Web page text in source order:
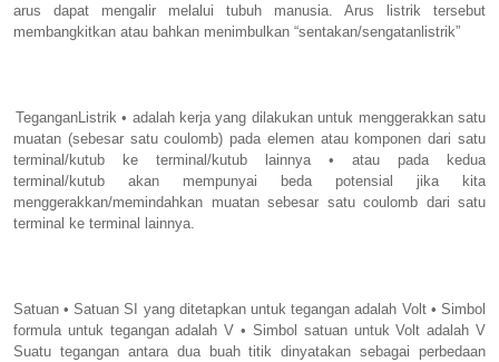
arus dapat mengalir melalui tubuh manusia. Arus listrik tersebut
membangkitkan atau bahkan menimbulkan “sentakan/sengatanlistrik”
TeganganListrik • adalah kerja yang dilakukan untuk menggerakkan satu
muatan (sebesar satu coulomb) pada elemen atau komponen dari satu
terminal/kutub ke terminal/kutub lainnya • atau pada kedua
terminal/kutub akan mempunyai beda potensial jika kita
menggerakkan/memindahkan muatan sebesar satu coulomb dari satu
terminal ke terminal lainnya.
Satuan • Satuan SI yang ditetapkan untuk tegangan adalah Volt • Simbol
formula untuk tegangan adalah V • Simbol satuan untuk Volt adalah V
Suatu tegangan antara dua buah titik dinyatakan sebagai perbedaan